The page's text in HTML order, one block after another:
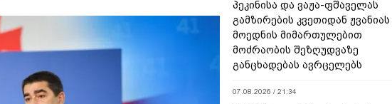
პეკინისა და ვაჟა-ფშაველას
გამზირების კვეთიდან ჟვანიას
მოედნის მიმართულებით
მოძრაობის შეზღუდვაზე
განცხადებას ავრცელებს
07.08.2026 / 21:34